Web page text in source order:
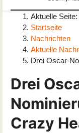
Aktuelle Seite:
Startseite
Nachrichten
Aktuelle
Drei Oscar-
Drei
Crazy